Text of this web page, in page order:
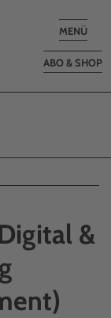
Toggle
MENÜ
ABO & SHOP
&